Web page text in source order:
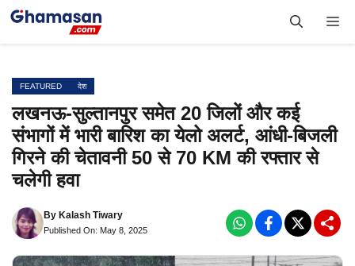
Skip
FEATURED देश
लखनऊ-सुल्तानपुर समेत 20 जिलों और कई
संभागों में भारी बारिश का येलो अलर्ट, आंधी-बिजली
गिरने की चेतावनी 50 से 70 KM की रफ्तार से
चलेगी हवा
By Kalash Tiwary
Published On: May 8, 2025